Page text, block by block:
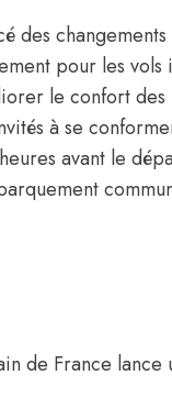
des
pour les
le confort
à se
avant le
de France